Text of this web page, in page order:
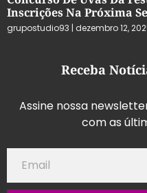
Inscrições Na Próxima
grupostudio93 dezembro 12,
Receba
Assine nossa
com as